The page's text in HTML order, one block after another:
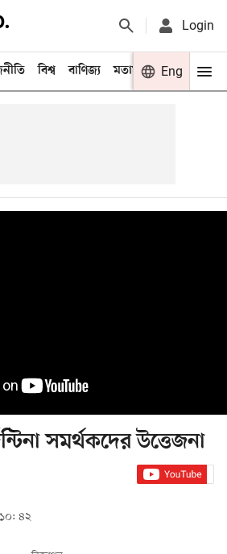
Login
বিশ্ব বাণিজ্য মতামত খেলা
Eng
সমর্থকদের উত্তেজনা
৪২